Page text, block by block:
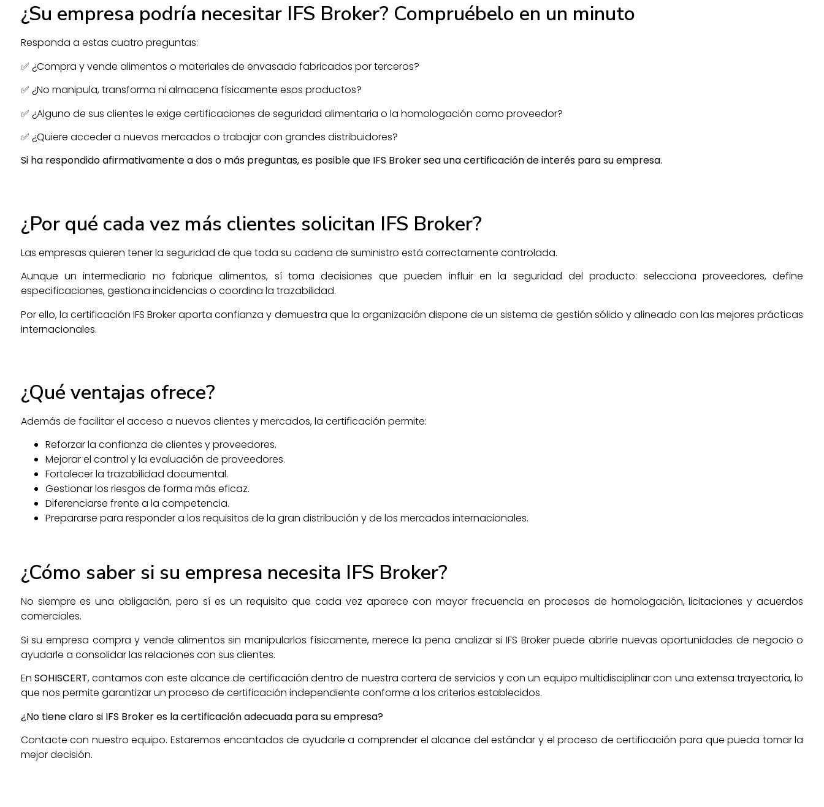
¿Su empresa podría necesitar IFS Broker? Compruébelo en un minuto
Responda a estas cuatro preguntas:
✅ ¿Compra y vende alimentos o materiales de envasado fabricados por terceros?
✅ ¿No manipula, transforma ni almacena físicamente esos productos?
✅ ¿Alguno de sus clientes le exige certificaciones de seguridad alimentaria o la homologación como proveedor?
✅ ¿Quiere acceder a nuevos mercados o trabajar con grandes distribuidores?
Si ha respondido afirmativamente a dos o más preguntas, es posible que IFS Broker sea una certificación de interés para su empresa.
¿Por qué cada vez más clientes solicitan IFS Broker?
Las empresas quieren tener la seguridad de que toda su cadena de suministro está correctamente controlada.
Aunque un intermediario no fabrique alimentos, sí toma decisiones que pueden influir en la seguridad del producto: selecciona proveedores, define
especificaciones, gestiona incidencias o coordina la trazabilidad.
Por ello, la certificación IFS Broker aporta confianza y demuestra que la organización dispone de un sistema de gestión sólido y alineado con las mejores prácticas
internacionales.
¿Qué ventajas ofrece?
Además de facilitar el acceso a nuevos clientes y mercados, la certificación permite:
Reforzar la confianza de clientes y proveedores.
Mejorar el control y la evaluación de proveedores.
Fortalecer la trazabilidad documental.
Gestionar los riesgos de forma más eficaz.
Diferenciarse frente a la competencia.
Prepararse para responder a los requisitos de la gran distribución y de los mercados internacionales.
¿Cómo saber si su empresa necesita IFS Broker?
No siempre es una obligación, pero sí es un requisito que cada vez aparece con mayor frecuencia en procesos de homologación, licitaciones y acuerdos
comerciales.
Si su empresa compra y vende alimentos sin manipularlos físicamente, merece la pena analizar si IFS Broker puede abrirle nuevas oportunidades de negocio o
ayudarle a consolidar las relaciones con sus clientes.
En SOHISCERT, contamos con este alcance de certificación dentro de nuestra cartera de servicios y con un equipo multidisciplinar con una extensa trayectoria, lo
que nos permite garantizar un proceso de certificación independiente conforme a los criterios establecidos.
¿No tiene claro si IFS Broker es la certificación adecuada para su empresa?
Contacte con nuestro equipo. Estaremos encantados de ayudarle a comprender el alcance del estándar y el proceso de certificación para que pueda tomar la
mejor decisión.